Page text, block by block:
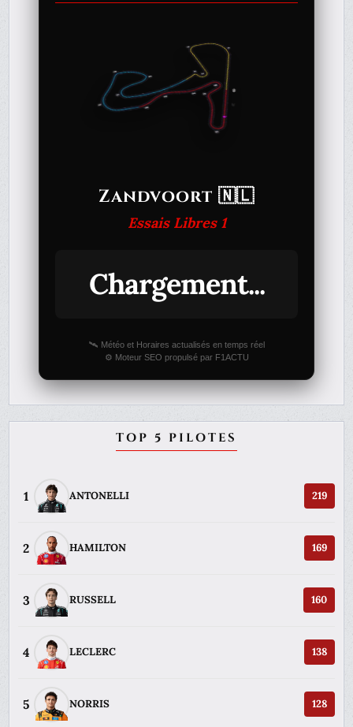
Zandvoort 🇳🇱
Essais Libres 1
Chargement...
🛰️ Météo et Horaires actualisés en temps réel
⚙️ Moteur SEO propulsé par F1ACTU
TOP 5 PILOTES
1 ANTONELLI 219
2 HAMILTON 169
3 RUSSELL 160
4 LECLERC 138
5 NORRIS 128